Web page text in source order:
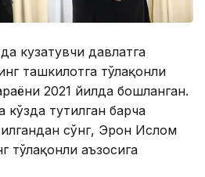
кузатувчи давлатга
ташкилотга тўлақонли
2021 йилда бошланган.
тутилган барча
сўнг, Эрон Ислом
тўлақонли аъзосига